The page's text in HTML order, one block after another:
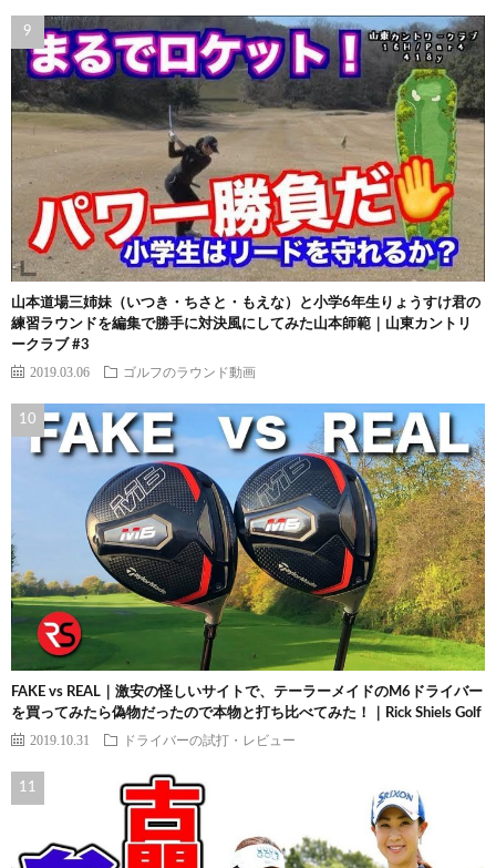
山本道場三姉妹（いつき・ちさと・もえな）と小学6年生りょうすけ君の
練習ラウンドを編集で勝手に対決風にしてみた山本師範｜山東カントリ
ークラブ #3
2019.03.06 ゴルフのラウンド動画
FAKE vs REAL｜激安の怪しいサイトで、テーラーメイドのM6ドライバー
を買ってみたら偽物だったので本物と打ち比べてみた！｜Rick Shiels Golf
2019.10.31 ドライバーの試打・レビュー